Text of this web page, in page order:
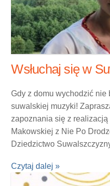
Wsłuchaj się w
Gdy z domu wychodzić nie
suwalskiej muzyki!
zapoznania się z
Makowskiej z Nie Po
Dziedzictwo
Czytaj dalej »